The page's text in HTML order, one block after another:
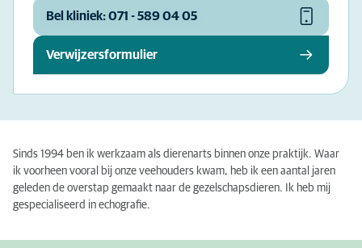
Bel kliniek: 071 - 589 04 05
Verwijzersformulier
Sinds 1994 ben ik werkzaam als dierenarts binnen onze praktijk. Waar
ik voorheen vooral bij onze veehouders kwam, heb ik een aantal jaren
geleden de overstap gemaakt naar de gezelschapsdieren. Ik heb mij
gespecialiseerd in echografie.